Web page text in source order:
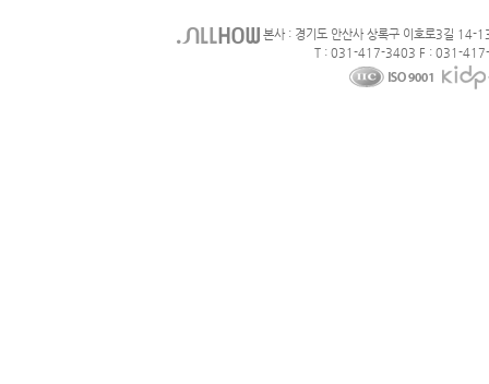
본사 : 경기도 안산사 상록구 이호로3길 14-
T : 031-417-3403 F : 031-